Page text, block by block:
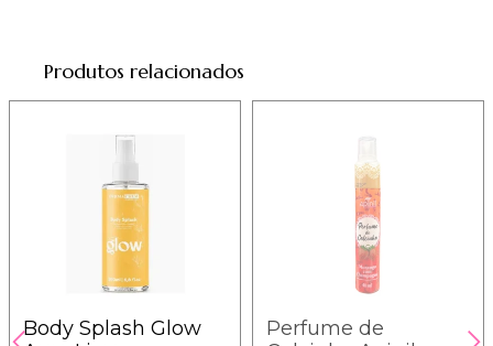
Produtos relacionados
Body Splash Glow
Perfume de